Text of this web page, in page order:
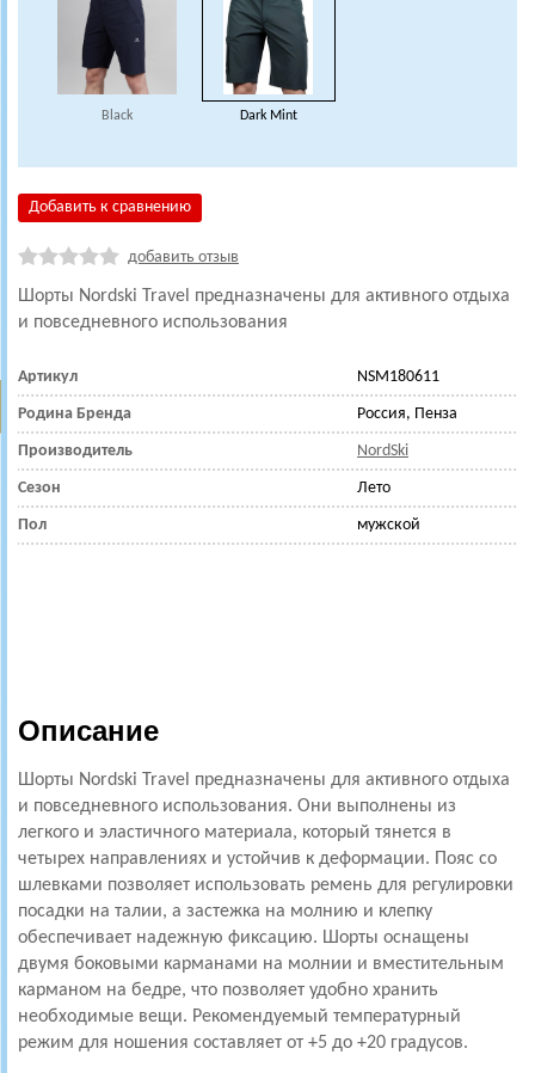
Black Dark Mint
Добавить к сравнению
добавить отзыв
Шорты Nordski Travel предназначены для активного отдыха
и повседневного использования
Артикул NSM180611
Родина Бренда Россия, Пенза
Производитель NordSki
Сезон Лето
Пол мужской
Описание
Шорты Nordski Travel предназначены для активного отдыха
и повседневного использования. Они выполнены из
легкого и эластичного материала, который тянется в
четырех направлениях и устойчив к деформации. Пояс со
шлевками позволяет использовать ремень для регулировки
посадки на талии, а застежка на молнию и клепку
обеспечивает надежную фиксацию. Шорты оснащены
двумя боковыми карманами на молнии и вместительным
карманом на бедре, что позволяет удобно хранить
необходимые вещи. Рекомендуемый температурный
режим для ношения составляет от +5 до +20 градусов.